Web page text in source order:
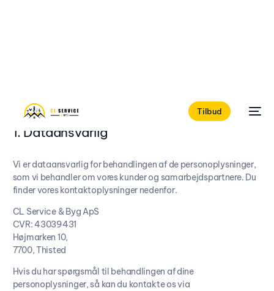
Tilbud
Privatlivspolitik
1. Dataansvarlig
Vi er dataansvarlig for behandlingen af de personoplysninger,
som vi behandler om vores kunder og samarbejdspartnere. Du
finder vores kontaktoplysninger nedenfor.
CL Service & Byg ApS
CVR: 43039431
Højmarken 10,
7700, Thisted
Hvis du har spørgsmål til behandlingen af dine
personoplysninger, så kan du kontakte os via